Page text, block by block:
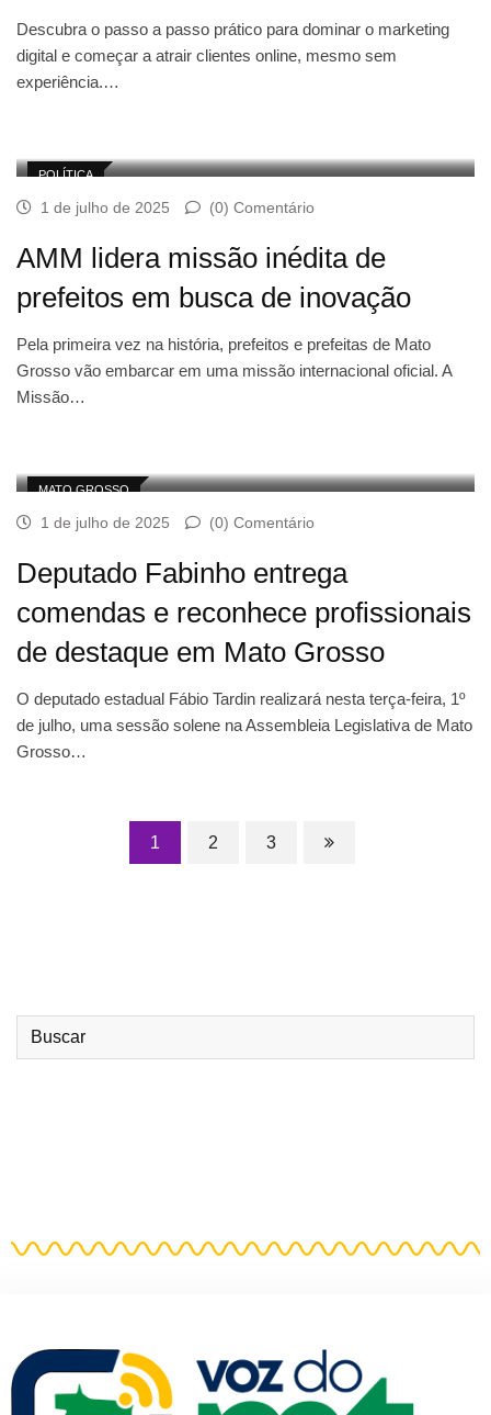
Descubra o passo a passo prático para dominar o marketing
digital e começar a atrair clientes online, mesmo sem
experiência.…
POLÍTICA
1 de julho de 2025 (0) Comentário
AMM lidera missão inédita de
prefeitos em busca de inovação
Pela primeira vez na história, prefeitos e prefeitas de Mato
Grosso vão embarcar em uma missão internacional oficial. A
Missão…
MATO GROSSO
1 de julho de 2025 (0) Comentário
Deputado Fabinho entrega
comendas e reconhece profissionais
de destaque em Mato Grosso
O deputado estadual Fábio Tardin realizará nesta terça-feira, 1º
de julho, uma sessão solene na Assembleia Legislativa de Mato
Grosso…
1 2 3